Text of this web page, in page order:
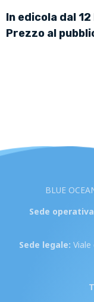
In edicola dal
Prezzo al
BLUE
Sede
Sede legale: